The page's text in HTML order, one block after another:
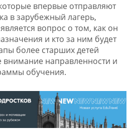
впервые отправляют
в зарубежный лагерь,
вопрос о том, как он
и кто за ним будет
более старших детей
внимание направленности и
обучения.